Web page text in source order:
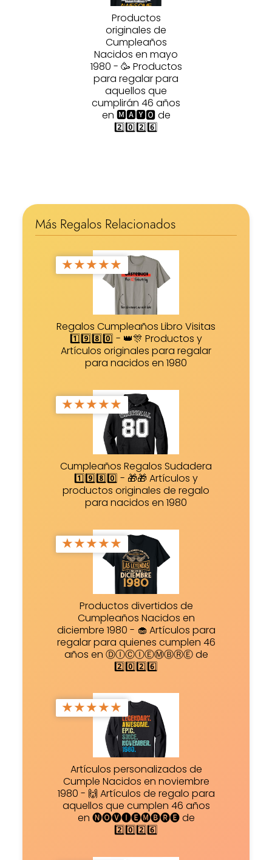
Productos
originales de
Cumpleaños
Nacidos en mayo
1980 - 🥳 Productos
para regalar para
aquellos que
cumplirán 46 años
en 🅼🅰🆈🅾 de
2️⃣0️⃣2️⃣6️⃣
Más Regalos Relacionados
★★★★★
Regalos Cumpleaños Libro Visitas
1️⃣9️⃣8️⃣0️⃣ - 👑🎊 Productos y
Artículos originales para regalar
para nacidos en 1980
★★★★★
Cumpleaños Regalos Sudadera
1️⃣9️⃣8️⃣0️⃣ - 🎁🎁 Artículos y
productos originales de regalo
para nacidos en 1980
★★★★★
Productos divertidos de
Cumpleaños Nacidos en
diciembre 1980 - 🧁 Artículos para
regalar para quienes cumplen 46
años en ⒹⒾⒸⒾⒺⓂⒷⓇⒺ de
2️⃣0️⃣2️⃣6️⃣
★★★★★
Artículos personalizados de
Cumple Nacidos en noviembre
1980 - 🙌 Artículos de regalo para
aquellos que cumplen 46 años
en 🅝🅞🅥🅘🅔🅜🅑🅡🅔 de
2️⃣0️⃣2️⃣6️⃣